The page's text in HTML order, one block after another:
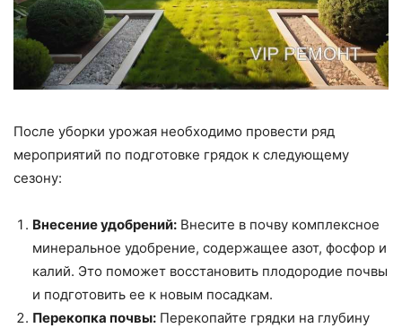
После уборки урожая необходимо провести ряд
мероприятий по подготовке грядок к следующему
сезону:
Внесение удобрений: Внесите в почву комплексное
минеральное удобрение, содержащее азот, фосфор и
калий. Это поможет восстановить плодородие почвы
и подготовить ее к новым посадкам.
Перекопка почвы: Перекопайте грядки на глубину